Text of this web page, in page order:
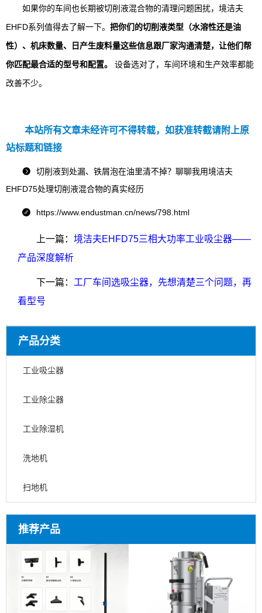
如果你的车间也长期被切削液混合物的清理问题困扰，境洁夫
EHFD系列值得去了解一下。 把你们的切削液类型（水溶性还是油
性）、机床数量、日产生废料量这些信息跟厂家沟通清楚，让他们帮
你匹配最合适的型号和配置。
设备选对了，车间环境和生产效率都能
改善不少。
本站所有文章未经许可不得转载，如获准转截请附上原
站标题和链接

切削液到处漏、铁屑泡在油里清不掉？聊聊我用境洁夫
EHFD75处理切削液混合物的真实经历
 https://www.endustman.cn/news/798.html
上一篇： 境洁夫EHFD75三相大功率工业吸尘器——
产品深度解析
下一篇： 工厂车间选吸尘器，先想清楚三个问题，再
看型号
产品分类
工业吸尘器
工业除尘器
工业除湿机
洗地机
扫地机
推荐产品